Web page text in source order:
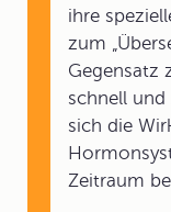
ihre
zum
Gegensatz
schnell
sich die
Zeitraum